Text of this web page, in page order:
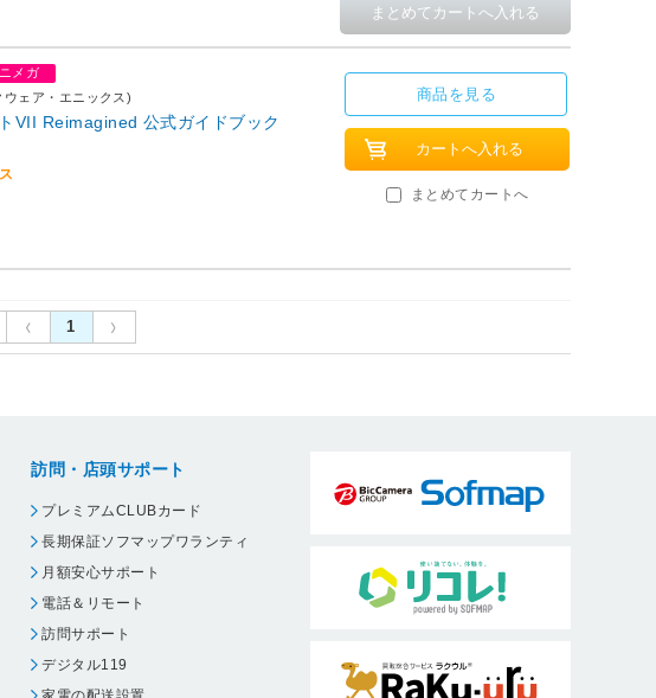
メガ
ェア・エニックス)
VII Reimagined 公式ガイドブック
商品を見る
まとめてカートへ
1
訪問・店頭サポート
プレミアムCLUBカード
長期保証ソフマップワランティ
月額安心サポート
電話＆リモート
訪問サポート
デジタル119